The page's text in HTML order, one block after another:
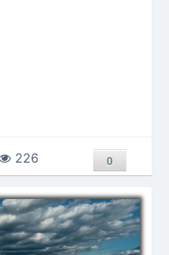
226 0